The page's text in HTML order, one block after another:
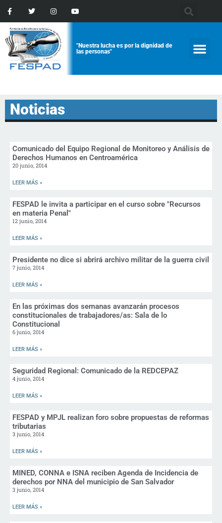
"Nuestra lucha es por la dignidad de
las personas"
Noticias
Comunicado del Equipo Regional de Monitoreo y Análisis de
Derechos Humanos en Centroamérica
20 junio, 2014
LEER MÁS »
FESPAD le invita a participar en el curso sobre "Recursos
en materia Penal"
12 junio, 2014
LEER MÁS »
Presidente no dice si abrirá archivo militar de la guerra civil
7 junio, 2014
LEER MÁS »
En las próximas dos semanas avanzarán procesos
constitucionales de trabajadores/as: Sala de lo
Constitucional
6 junio, 2014
LEER MÁS »
Seguridad Regional: Comunicado de la REDCEPAZ
4 junio, 2014
LEER MÁS »
FESPAD y MPJL realizan foro sobre propuestas de reformas
tributarias
3 junio, 2014
LEER MÁS »
MINED, CONNA e ISNA reciben Agenda de Incidencia de
derechos por NNA del municipio de San Salvador
3 junio, 2014
LEER MÁS »